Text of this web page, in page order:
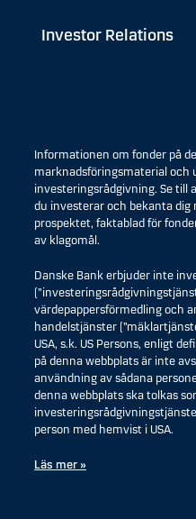
Investor Relations
Informationen om fonder på
marknadsföringsmaterial och
investeringsrådgivning. Se till
du investerar och bekanta
prospektet, faktablad för
av klagomål.
Danske Bank erbjuder inte
värdepappersförmedling och
handelstjänster
USA, s.k. US Persons, enligt
på denna webbplats är inte
användning av sådana
denna webbplats ska tolkas
person med hemvist i USA.
Läs mer »